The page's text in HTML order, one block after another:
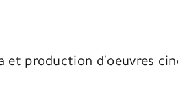
et production d'oeuvres